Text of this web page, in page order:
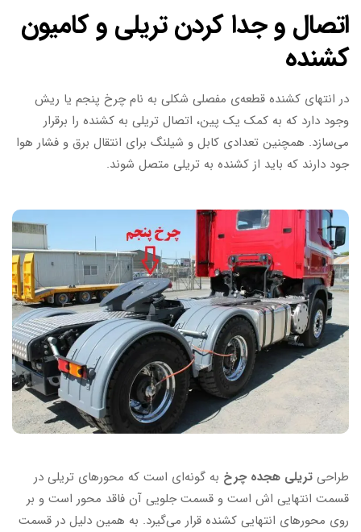
اتصال و جدا کردن تریلی و کاميون
کشنده
در انتهای کشنده قطعه‌ی مفصلی شکلی به نام چرخ پنجم یا ریش
وجود دارد که به کمک یک پین، اتصال تریلی به کشنده را برقرار
می‌سازد. همچنین تعدادی کابل و شیلنگ برای انتقال برق و فشار هوا
جود دارند که باید از کشنده به تریلی متصل شوند.
طراحی تریلی هجده چرخ به گونه‌ای است که محور‌های تریلی در
قسمت انتهایی اش است و قسمت جلویی آن فاقد محور است و بر
روی محور‌های انتهایی کشنده قرار می‌گیرد. به همین دلیل در قسمت